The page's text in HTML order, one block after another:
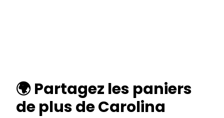
🌍 Partagez les paniers
de plus de Carolina